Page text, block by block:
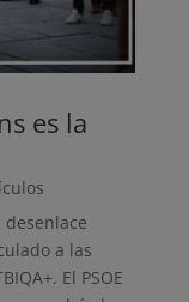
es la
a las
El PSOE